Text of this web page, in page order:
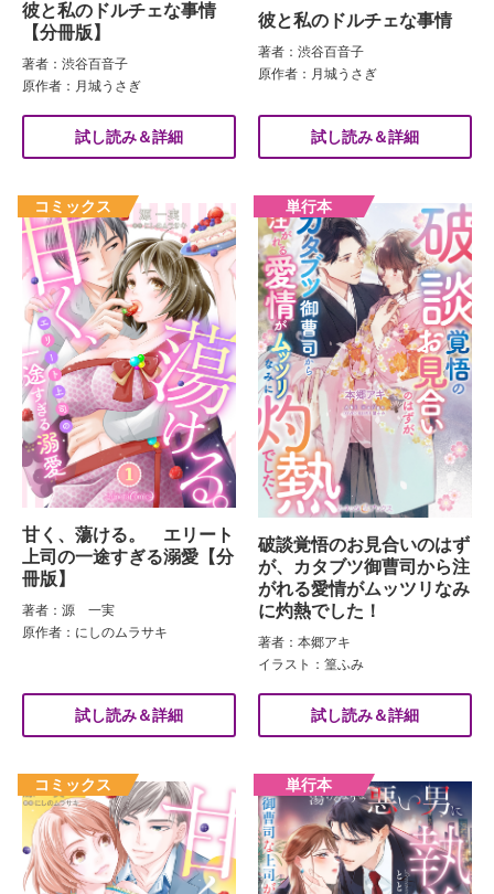
彼と私のドルチェな事情
【分冊版】
著者：渋谷百音子
原作者：月城うさぎ
試し読み＆詳細
彼と私のドルチェな事情
著者：渋谷百音子
原作者：月城うさぎ
試し読み＆詳細
甘く、蕩ける。 エリート
上司の一途すぎる溺愛【分
冊版】
著者：源 一実
原作者：にしのムラサキ
試し読み＆詳細
破談覚悟のお見合いのはず
が、カタブツ御曹司から注
がれる愛情がムッツリなみ
に灼熱でした！
著者：本郷アキ
イラスト：篁ふみ
試し読み＆詳細